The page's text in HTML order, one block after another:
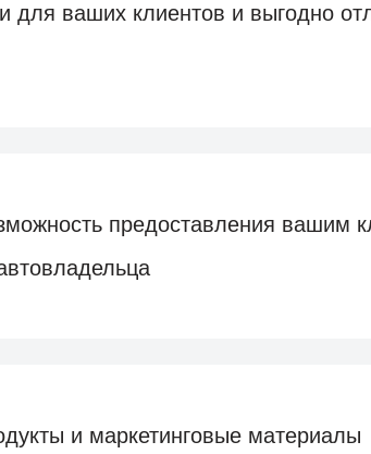
ваших клиентов и выгодно
предоставления вашим
и маркетинговые материалы